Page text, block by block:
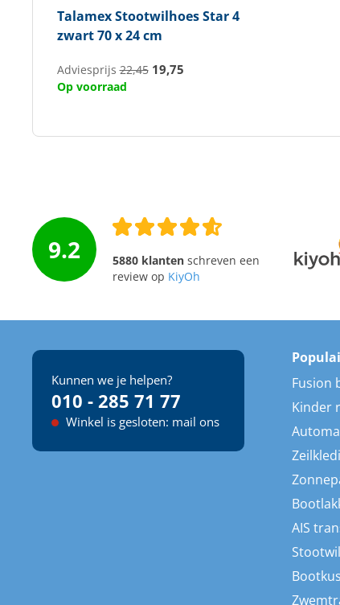
TalamexStootwilhoes Star 4
zwart 70 x 24 cm
Adviesprijs22,45 19,75
Op voorraad
9.2 5880 klantenschreven een
review op KiyOh
Kunnen we je helpen?
010 - 285 71 77
Winkel is gesloten: mail ons
Fusion
Kinder
AIS